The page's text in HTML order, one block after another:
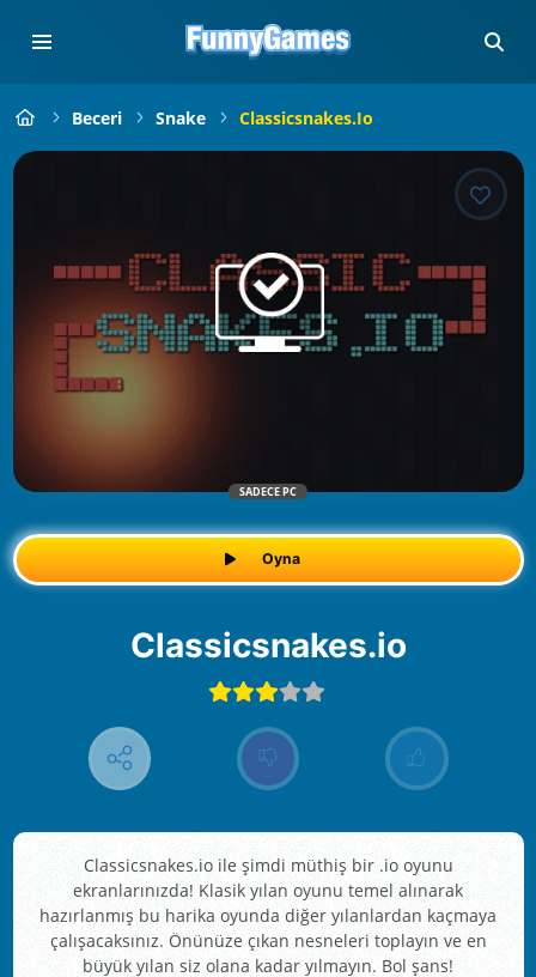
Beceri Snake Classicsnakes.io
SADECE PC
Oyna
Classicsnakes.io
Classicsnakes.io ile şimdi müthiş bir .io oyunu
ekranlarınızda! Klasik yılan oyunu temel alınarak
hazırlanmış bu harika oyunda diğer yılanlardan kaçmaya
çalışacaksınız. Önünüze çıkan nesneleri toplayın ve en
büyük yılan siz olana kadar yılmayın. Bol şans!